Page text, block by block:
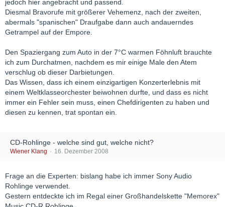
jedoch hier angebracht und passend.
Diesmal Bravorufe mit größerer Vehemenz, nach der zweiten,
abermals "spanischen" Draufgabe dann auch andauerndes
Getrampel auf der Empore.
Den Spaziergang zum Auto in der 7°C warmen Föhnluft brauchte
ich zum Durchatmen, nachdem es mir einige Male den Atem
verschlug ob dieser Darbietungen.
Das Wissen, dass ich einem einzigartigen Konzerterlebnis mit
einem Weltklasseorchester beiwohnen durfte, und dass es nicht
immer ein Fehler sein muss, einen Chefdirigenten zu haben und
diesen zu kennen, trat spontan ein.
CD-Rohlinge - welche sind gut, welche nicht?
Wiener Klang 16. Dezember 2008
Frage an die Experten: bislang habe ich immer Sony Audio
Rohlinge verwendet.
Gestern entdeckte ich im Regal einer Großhandelskette "Memorex"